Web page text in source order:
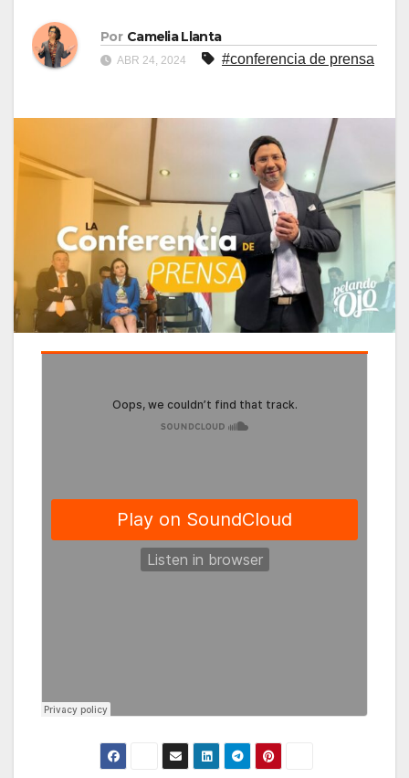
Por Camelia Llanta
ABR 24, 2024 #conferencia de prensa